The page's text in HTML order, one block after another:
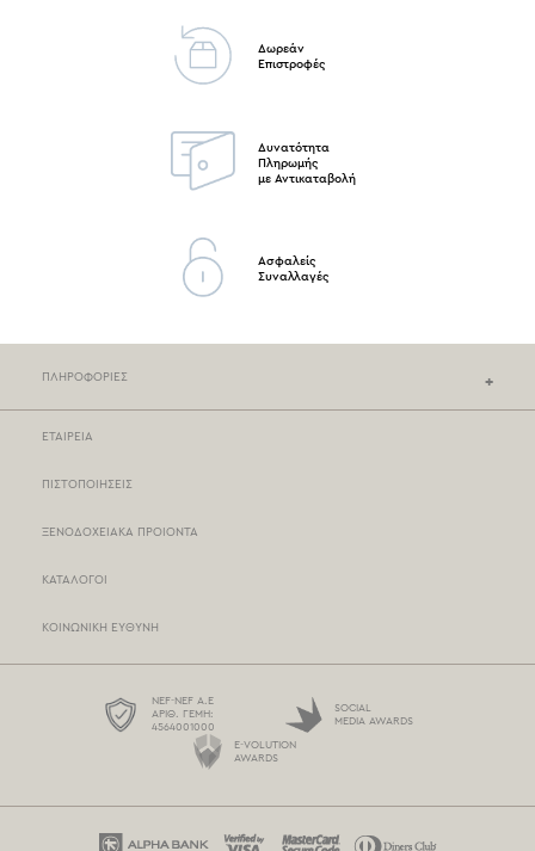
Δωρεάν
Επιστροφές
Δυνατότητα
Πληρωμής
με Αντικαταβολή
Ασφαλείς
Συναλλαγές
ΠΛΗΡΟΦΟΡΙΕΣ
ΠΡΟΣΤΑΣΙΑ ΠΡΟΣΩΠΙΚΩΝ ΔΕΔΟΜΕΝΩΝ
ΕΤΑΙΡΕΙΑ
ΠΙΣΤΟΠΟΙΗΣΕΙΣ
ΞΕΝΟΔΟΧΕΙΑΚΑ ΠΡΟΙΟΝΤΑ
ΚΑΤΑΛΟΓΟΙ
ΚΟΙΝΩΝΙΚΗ ΕΥΘΥΝΗ
NEF-NEF Α.Ε
ΑΡΙΘ. ΓΕΜΗ:
4564001000
SOCIAL
MEDIA AWARDS
E-VOLUTION
AWARDS